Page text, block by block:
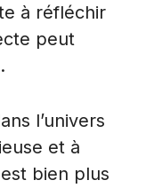
à réfléchir
peut
l’univers
et à
bien plus